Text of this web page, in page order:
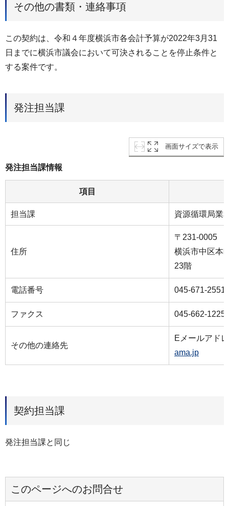
その他の書類・連絡事項
この契約は、令和４年度横浜市各会計予算が2022年3月31
日までに横浜市議会において可決されることを停止条件と
する案件です。
発注担当課
画面サイズで表示
発注担当課情報
項目
担当課 資源循環局業
住所
〒231-0005
横浜市中区本
23階
電話番号 045-671-2551
ファクス 045-662-1225
その他の連絡先
Eメールアド
ama.jp
契約担当課
発注担当課と同じ
このページへのお問合せ